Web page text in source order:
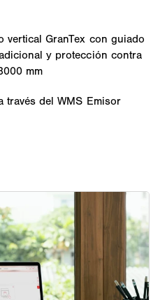
vertical GranTex con guiado
y protección contra
mm
través del WMS Emisor